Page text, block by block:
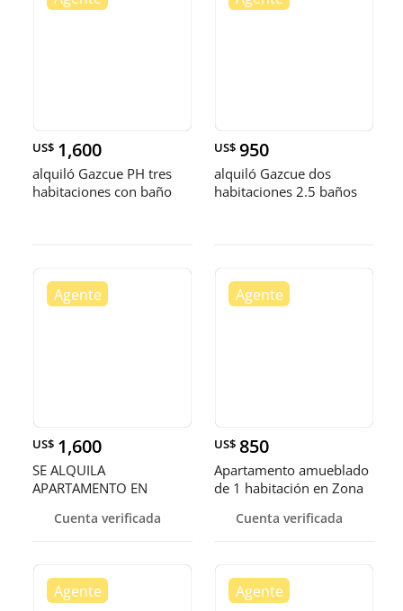
US$ 1,600
alquiló Gazcue PH tres
habitaciones con baño
US$ 950
alquiló Gazcue dos
habitaciones 2.5 baños
US$ 1,600
SE ALQUILA
APARTAMENTO EN
Cuenta verificada
US$ 850
Apartamento amueblado
de 1 habitación en Zona
Cuenta verificada